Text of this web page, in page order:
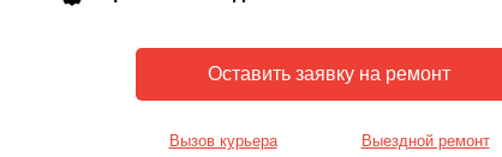
Вызов курьера Выездной ремонт